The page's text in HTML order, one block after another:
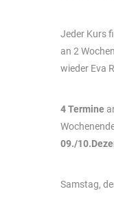
Jeder Kurs
an 2
wieder Eva
4 Termine
09./
Samstag,